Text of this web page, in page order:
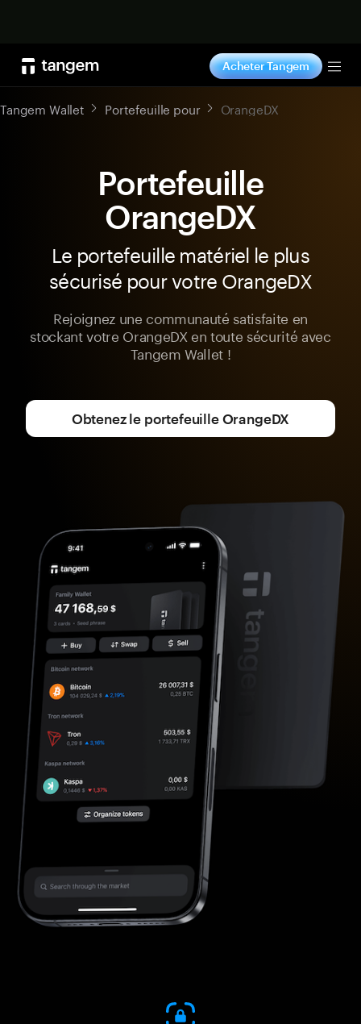
Acheter Tangem
Tangem Wallet Portefeuille pour OrangeDX
Portefeuille
OrangeDX
Le portefeuille matériel le plus
sécurisé pour votre OrangeDX
Rejoignez une communauté satisfaite en
stockant votre OrangeDX en toute sécurité avec
Tangem Wallet !
Obtenez le portefeuille OrangeDX